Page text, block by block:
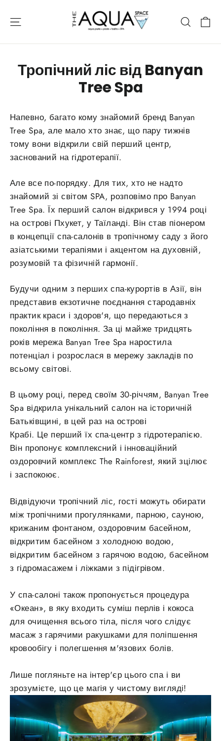
Тропічний ліс від Banyan
Tree Spa
Напевно, багато кому знайомий бренд Banyan
Tree Spa, але мало хто знає, що пару тижнів
тому вони відкрили свій перший центр,
заснований на гідротерапії.
Але все по-порядку. Для тих, хто не надто
знайомий зі світом SPA, розповімо про Banyan
Tree Spa. Їх перший салон відкрився у 1994 році
на острові Пхукет, у Таїланді. Він став піонером
в концепції спа-салонів в тропічному саду з його
азіатськими терапіями і акцентом на духовній,
розумовій та фізичній гармонії.
Будучи одним з перших спа-курортів в Азії, він
представив екзотичне поєднання стародавніх
практик краси і здоров'я, що передаються з
покоління в покоління. За ці майже тридцять
років мережа Banyan Tree Spa наростила
потенціал і розрослася в мережу закладів по
всьому світові.
В цьому році, перед своїм 30-річчям, Banyan Tree
Spa відкрила унікальний салон на історичній
Батьківщині, в цей раз на острові
Крабі. Це перший їх спа-центр з гідротерапією.
Він пропонує комплексний і інноваційний
оздоровчий комплекс The Rainforest, який зцілює
і заспокоює.
Відвідуючи тропічний ліс, гості можуть обирати
між тропічними прогулянками, парною, сауною,
крижаним фонтаном, оздоровчим басейном,
відкритим басейном з холодною водою,
відкритим басейном з гарячою водою, басейном
з гідромасажем і ліжками з підігрівом.
У спа-салоні також пропонується процедура
«Океан», в яку входить суміш перлів і кокоса
для очищення всього тіла, після чого слідує
масаж з гарячими ракушками для поліпшення
кровообігу і полегшення м'язових болів.
Лише погляньте на інтер'єр цього спа і ви
зрозумієте, що це магія у чистому вигляді!